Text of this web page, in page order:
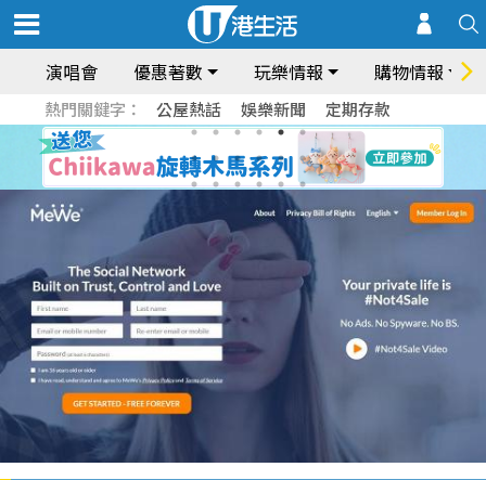
演唱會 優惠著數 玩樂情報 購物情報
熱門關鍵字： 公屋熱話 娛樂新聞 定期存款